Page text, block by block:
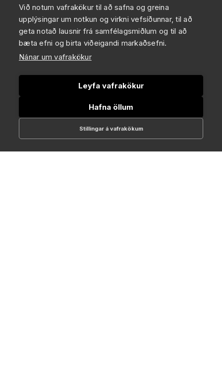
Við notum vafrakökur til að safna og greina
upplýsingar um notkun og virkni vefsíðunnar, til að
geta notað lausnir frá samfélagsmiðlum og til að
bæta efni og birta viðeigandi markaðsefni.
Nánar um vafrakökur
Leyfa vafrakökur
Hafna öllum
Stillingar á vafrakökum